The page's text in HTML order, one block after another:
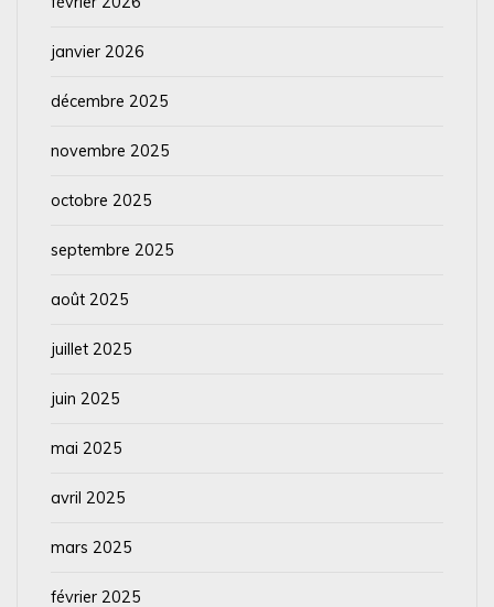
janvier 2026
décembre 2025
novembre 2025
octobre 2025
septembre 2025
août 2025
juillet 2025
juin 2025
mai 2025
avril 2025
mars 2025
février 2025